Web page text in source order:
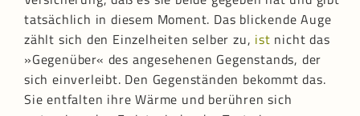
tatsächlich in diesem Moment. Das blickende Auge
zählt sich den Einzelheiten selber zu, ist nicht das
»Gegenüber« des angesehenen Gegenstands, der
sich einverleibt. Den Gegenständen bekommt das.
Sie entfalten ihre Wärme und berühren sich